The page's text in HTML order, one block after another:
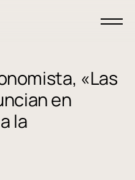
«Las
en
la